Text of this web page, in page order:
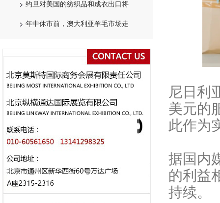
约旦对美国的纺织品和成衣出口将
年中休市前，澳大利亚羊毛市场走
尼日利
美元的
此作为
据国内
的利益
持续。